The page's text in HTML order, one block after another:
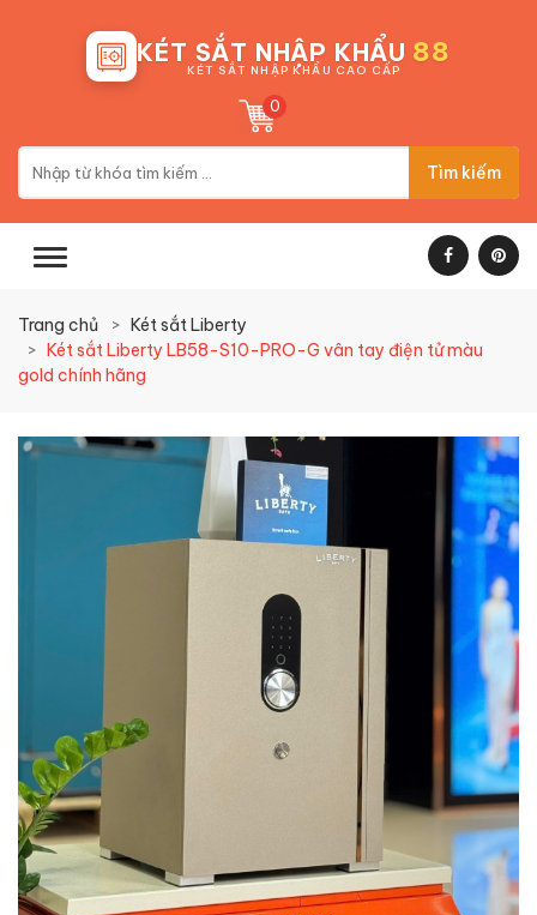
KÉT SẮT NHẬP KHẨU 88
KÉT SẮT NHẬP KHẨU CAO CẤP
0
Tìm kiếm
Trang chủ
Két sắt Liberty
Két sắt Liberty LB58-S10-PRO-G vân tay điện tử màu
gold chính hãng